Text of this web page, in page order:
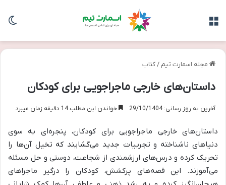
مجله اسمارت تیم /کتاب
داستان‌های خارجی ماجراجویی برای کودکان
آخرین به روز رسانی: 29/10/1404 خواندن این مطلب 14 دقیقه زمان میبرد
داستان‌های خارجی ماجراجویی برای کودکان، پنجره‌ای به سوی
دنیاهای ناشناخته و تجربیات جدید می‌گشایند که تخیل آن‌ها را
تحریک کرده و درس‌های ارزشمندی از شجاعت، دوستی و حل مسئله
می‌آموزند. این قصه‌های پرکشش، کودکان را درگیر ماجراهای